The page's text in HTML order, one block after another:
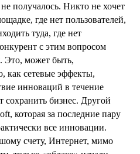
получалось. Никто не хочет
где нет пользователей,
туда, где нет
с этим вопросом
Это, может быть,
как сетевые эффекты,
инноваций в течение
сохранить бизнес. Другой
которая за последние пару
все инновации.
счету, Интернет, мимо